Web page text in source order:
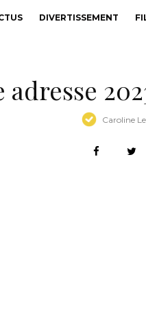
DIVERTISSEMENT
adresse
Caroline